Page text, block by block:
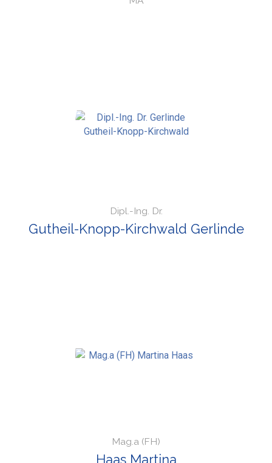
Dipl.-Ing. Dr.
Gutheil-Knopp-Kirchwald Gerlinde
Mag.a (FH)
Haas Martina